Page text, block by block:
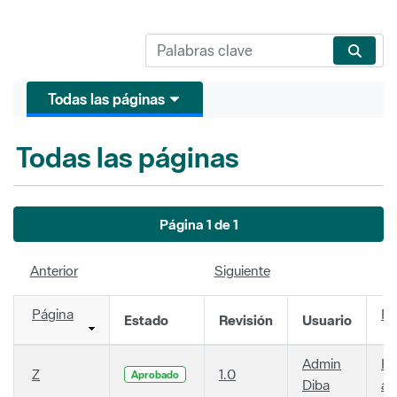
Todas las páginas
Todas las páginas
Página 1 de 1
Anterior Siguiente
Página Estado Revisión Usuario
Z Aprobado 1.0
Admin
Diba